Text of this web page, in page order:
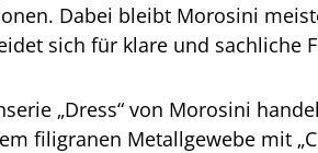
Dabei bleibt Morosini
sich für klare und sachliche
„Dress“ von Morosini
filigranen Metallgewebe mit